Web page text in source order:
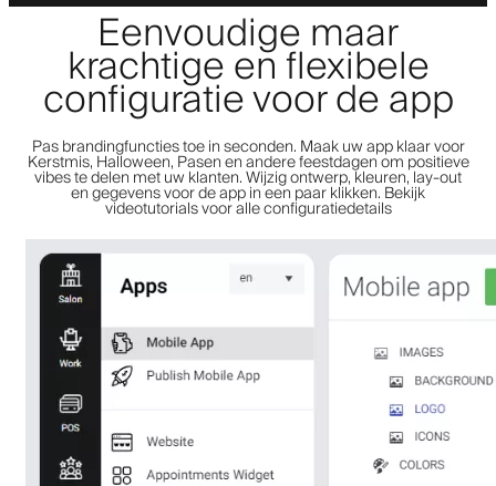
Eenvoudige maar
krachtige en flexibele
configuratie voor de app
Pas brandingfuncties toe in seconden. Maak uw app klaar voor
Kerstmis, Halloween, Pasen en andere feestdagen om positieve
vibes te delen met uw klanten. Wijzig ontwerp, kleuren, lay-out
en gegevens voor de app in een paar klikken. Bekijk
videotutorials voor alle configuratiedetails